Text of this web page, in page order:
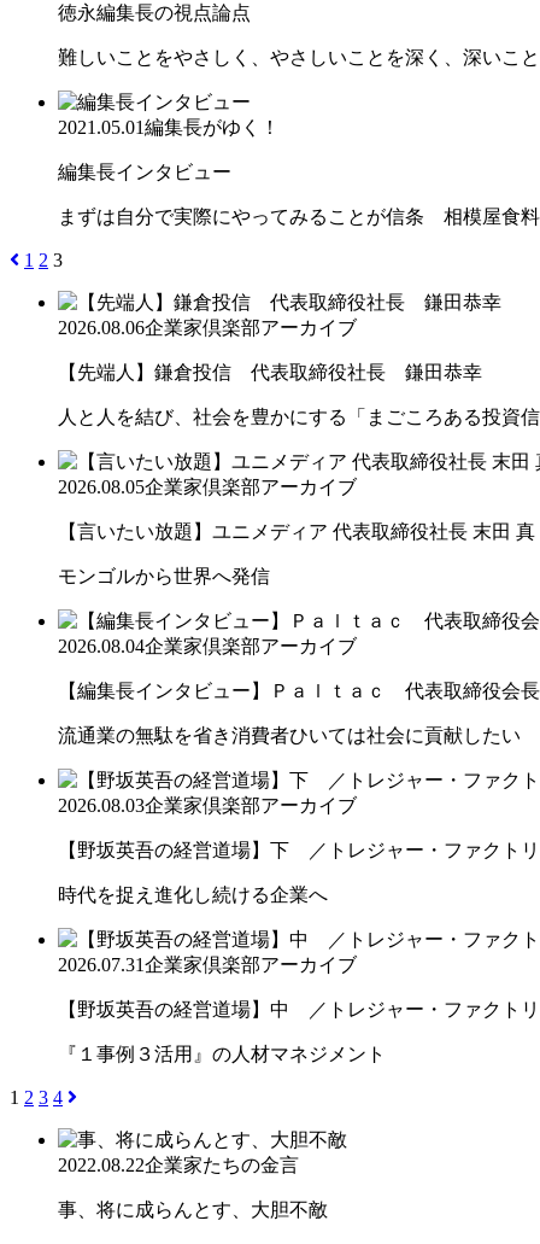
徳永編集長の視点論点
難しいことをやさしく、やさしいことを深く、深いこ
2021.05.01編集長がゆく！
編集長インタビュー
まずは自分で実際にやってみることが信条 相模屋食
1 2 3
2026.08.06企業家倶楽部アーカイブ
【先端人】鎌倉投信 代表取締役社長 鎌田恭幸
人と人を結び、社会を豊かにする「まごころある投資
2026.08.05企業家倶楽部アーカイブ
【言いたい放題】ユニメディア 代表取締役社長 末田 真
モンゴルから世界へ発信
2026.08.04企業家倶楽部アーカイブ
【編集長インタビュー】Ｐａｌｔａｃ 代表取締役会
流通業の無駄を省き消費者ひいては社会に貢献したい
2026.08.03企業家倶楽部アーカイブ
【野坂英吾の経営道場】下 ／トレジャー・ファクト
時代を捉え進化し続ける企業へ
2026.07.31企業家倶楽部アーカイブ
【野坂英吾の経営道場】中 ／トレジャー・ファクト
『１事例３活用』の人材マネジメント
1 2 3 4
2022.08.22企業家たちの金言
事、将に成らんとす、大胆不敵